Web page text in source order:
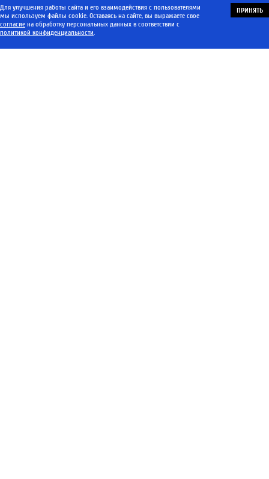
Для улучшения работы сайта и его взаимодействия с пользователями
мы используем файлы cookie. Оставаясь на сайте, вы выражаете свое
согласие на обработку персональных данных в соответствии с
политикой конфиденциальности.
ПРИНЯТЬ